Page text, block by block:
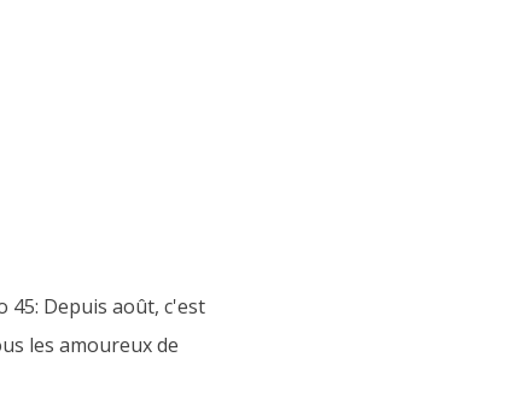
45: Depuis août, c'est
les amoureux de